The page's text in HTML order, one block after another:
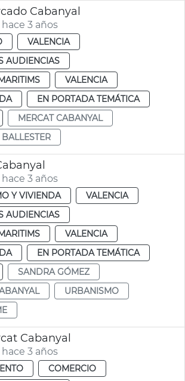
Cabanyal
3 años
VALENCIA
AUDIENCIAS
VALENCIA
EN PORTADA TEMÁTICA
MERCAT CABANYAL
3 años
Y VIVIENDA
VALENCIA
AUDIENCIAS
VALENCIA
EN PORTADA TEMÁTICA
SANDRA GÓMEZ
URBANISMO
Cabanyal
3 años
COMERCIO